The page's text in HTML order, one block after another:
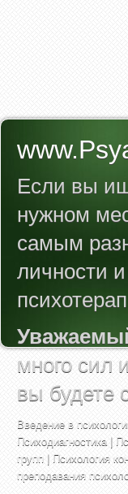
Если вы
нужном
самым
личности
много сил
вы будете
Введение в
Психодиагностика |
групп | Психология
преподавания